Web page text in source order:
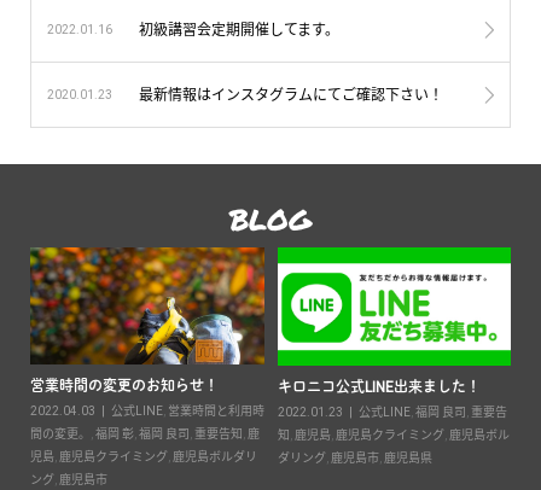
2022.01.16 初級講習会定期開催してます。
2020.01.23 最新情報はインスタグラムにてご確認下さい！
BLOG
営業時間の変更のお知らせ！
2022.04.03 公式LINE, 営業時間と利用時
間の変更。
福岡 彰 福岡 良司 重要告知
鹿
児島
鹿児島クライミング, 鹿児島ボルダリ
ング, 鹿児島市
キロニコ公式LINE出来ました！
2022.01.23 公式LINE, 福岡 良司
重要告
知
鹿児島 鹿児島クライミング, 鹿児島ボル
ダリング, 鹿児島市, 鹿児島県